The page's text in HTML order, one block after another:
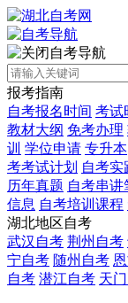
自考导航
报考指南
自考报名时间 考试
教材大纲 免考办理
训 学位申请 专升本
考考试计划 自考实
历年真题 自考串讲
信息 自考培训课程
湖北地区自考
武汉自考 荆州自考
宁自考 随州自考
自考 潜江自考 天